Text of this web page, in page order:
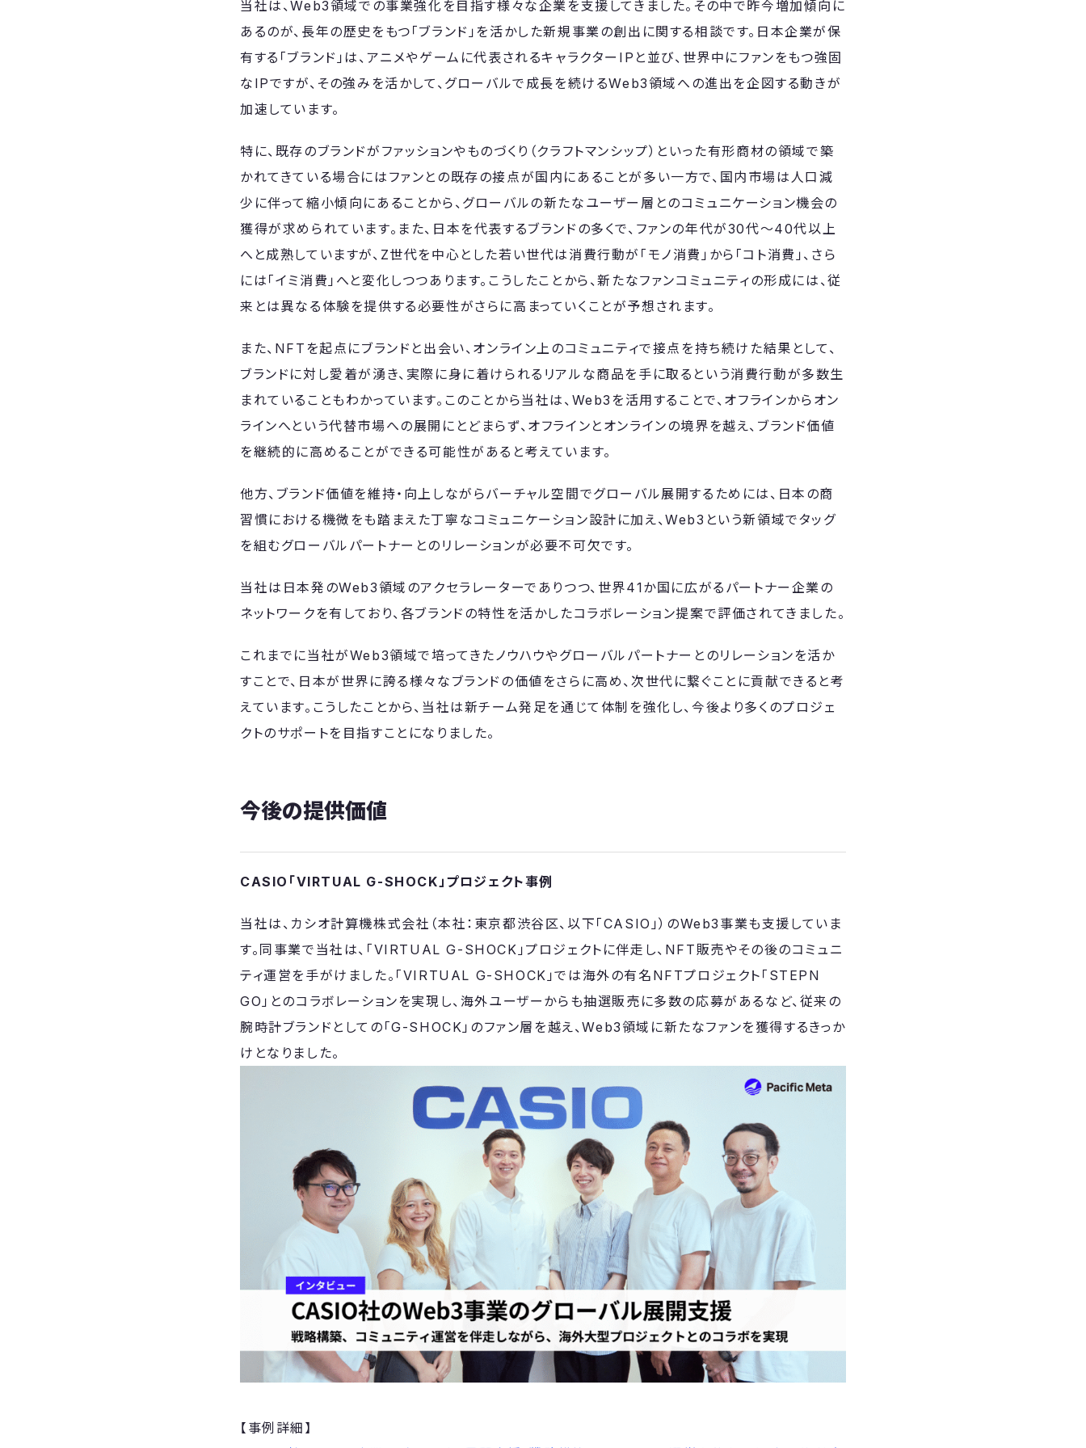
当社は、Web3領域での事業強化を目指す様々な企業を支援してきました。その中で昨今増加傾向に
あるのが、長年の歴史をもつ「ブランド」を活かした新規事業の創出に関する相談です。日本企業が保
有する「ブランド」は、アニメやゲームに代表されるキャラクターIPと並び、世界中にファンをもつ強固
なIPですが、その強みを活かして、グローバルで成長を続けるWeb3領域への進出を企図する動きが
加速しています。
特に、既存のブランドがファッションやものづくり（クラフトマンシップ）といった有形商材の領域で築
かれてきている場合にはファンとの既存の接点が国内にあることが多い一方で、国内市場は人口減
少に伴って縮小傾向にあることから、グローバルの新たなユーザー層とのコミュニケーション機会の
獲得が求められています。また、日本を代表するブランドの多くで、ファンの年代が30代〜40代以上
へと成熟していますが、Z世代を中心とした若い世代は消費行動が「モノ消費」から「コト消費」、さら
には「イミ消費」へと変化しつつあります。こうしたことから、新たなファンコミュニティの形成には、従
来とは異なる体験を提供する必要性がさらに高まっていくことが予想されます。
また、NFTを起点にブランドと出会い、オンライン上のコミュニティで接点を持ち続けた結果として、
ブランドに対し愛着が湧き、実際に身に着けられるリアルな商品を手に取るという消費行動が多数生
まれていることもわかっています。このことから当社は、Web3を活用することで、オフラインからオン
ラインへという代替市場への展開にとどまらず、オフラインとオンラインの境界を越え、ブランド価値
を継続的に高めることができる可能性があると考えています。
他方、ブランド価値を維持・向上しながらバーチャル空間でグローバル展開するためには、日本の商
習慣における機微をも踏まえた丁寧なコミュニケーション設計に加え、Web3という新領域でタッグ
を組むグローバルパートナーとのリレーションが必要不可欠です。
当社は日本発のWeb3領域のアクセラレーターでありつつ、世界41か国に広がるパートナー企業の
ネットワークを有しており、各ブランドの特性を活かしたコラボレーション提案で評価されてきました。
これまでに当社がWeb3領域で培ってきたノウハウやグローバルパートナーとのリレーションを活か
すことで、日本が世界に誇る様々なブランドの価値をさらに高め、次世代に繋ぐことに貢献できると考
えています。こうしたことから、当社は新チーム発足を通じて体制を強化し、今後より多くのプロジェ
クトのサポートを目指すことになりました。
今後の提供価値
CASIO「VIRTUAL G-SHOCK」プロジェクト事例
当社は、カシオ計算機株式会社（本社：東京都渋谷区、以下「CASIO」）のWeb3事業も支援していま
す。同事業で当社は、「VIRTUAL G-SHOCK」プロジェクトに伴走し、NFT販売やその後のコミュニ
ティ運営を手がけました。「VIRTUAL G-SHOCK」では海外の有名NFTプロジェクト「STEPN
GO」とのコラボレーションを実現し、海外ユーザーからも抽選販売に多数の応募があるなど、従来の
腕時計ブランドとしての「G-SHOCK」のファン層を越え、Web3領域に新たなファンを獲得するきっか
けとなりました。
【事例詳細】